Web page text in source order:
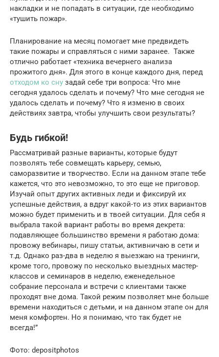
накладки и не попадать в ситуации, где необходимо
«тушить пожар».
Планирование на месяц помогает мне предвидеть
такие пожары и справляться с ними заранее. Также
отлично работает «техника вечернего анализа
прожитого дня». Для этого в конце каждого дня, перед
отходом ко сну задай себе три вопроса: Что мне
сегодня удалось сделать и почему? Что мне сегодня не
удалось сделать и почему? Что я изменю в своих
действиях завтра, чтобы улучшить свои результаты?
Будь гибкой!
Рассматривай разные варианты, которые будут
позволять тебе совмещать карьеру, семью,
саморазвитие и творчество. Если на данном этапе тебе
кажется, что это невозможно, то это еще не приговор.
Изучай опыт других активных леди и фиксируй их
успешные действия, а вдруг какой-то из этих вариантов
можно будет применить и в твоей ситуации. Для себя я
выбрала такой вариант работы во время декрета:
подавляющее большинство времени я работаю дома:
провожу вебинары, пишу статьи, активничаю в сети и
т.д. Однако раз-два в неделю я выезжаю на тренинги,
кроме того, провожу по несколько выездных мастер-
классов и семинаров в неделю, еженедельное
собрание персонала и встречи с клиентами также
проходят вне дома. Такой режим позволяет мне больше
времени находиться с детьми, и на данном этапе он для
меня комфортен. Но я понимаю, что так будет не
всегда!”
Фото: depositphotos